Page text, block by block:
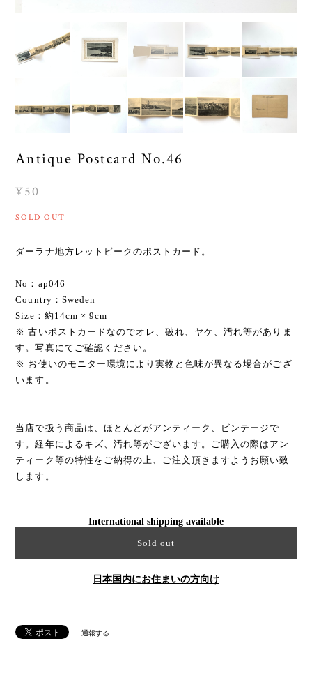
Antique Postcard No.46
¥50
SOLD OUT
ダーラナ地方レットビークのポストカード。
No：ap046
Country：Sweden
Size：約14cm × 9cm
※ 古いポストカードなのでオレ、破れ、ヤケ、汚れ等がありま
す。写真にてご確認ください。
※ お使いのモニター環境により実物と色味が異なる場合がござ
います。
当店で扱う商品は、ほとんどがアンティーク、ビンテージで
す。経年によるキズ、汚れ等がございます。ご購入の際はアン
ティーク等の特性をご納得の上、ご注文頂きますようお願い致
します。
International shipping available
Sold out
日本国内にお住まいの方向け
通報する